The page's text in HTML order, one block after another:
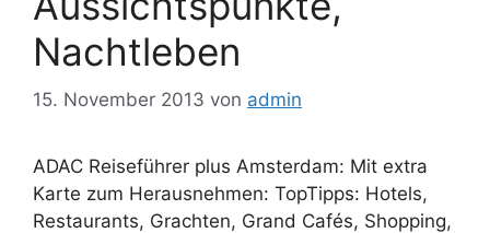
Nachtleben
15. November 2013 von admin
ADAC Reiseführer plus Amsterdam: Mit extra
Karte zum Herausnehmen: TopTipps: Hotels,
Restaurants, Grachten, Grand Cafés, Shopping,